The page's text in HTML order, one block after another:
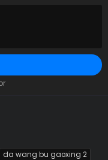
da wang bu gaoxing 2